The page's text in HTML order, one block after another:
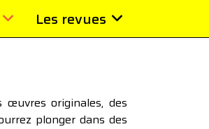
Les revues
originales, des
plonger dans des